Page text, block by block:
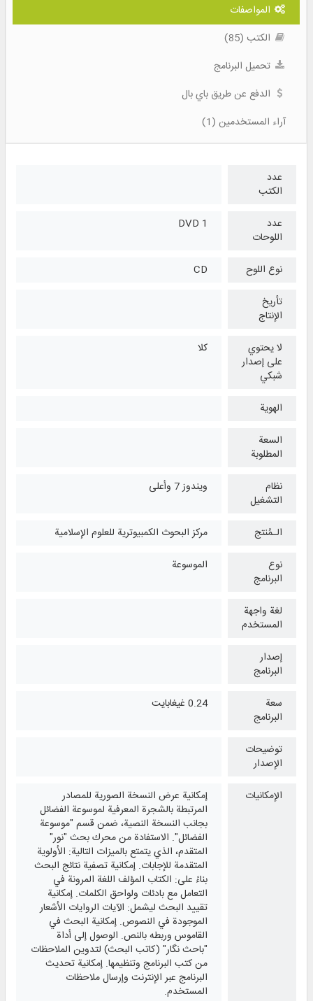
المواصفات
الكتب (85)
تحميل البرنامج
الدفع عن طريق باي بال
آراء المستخدمين (1)
عدد
الكتب
عدد
اللوحات
1 DVD
نوع اللوح
CD
تأريخ
الإنتاج
لا يحتوي
على إصدار
شبكي
كلا
الهوية
السعة
المطلوبة
نظام
التشغیل
ويندوز 7 وأعلی
الـمُنتج
مركز البحوث الكمبيوترية للعلوم الإسلامية
نوع
البرنامج
الموسوعة
لغة واجهة
المستخدم
إصدار
البرنامج
سعة
البرنامج
0.24 غيغابايت
توضيحات
الإصدار
الإمكانيات
إمكانية عرض النسخة الصورية للمصادر
المرتبطة بالشجرة المعرفية لموسوعة الفضائل
بجانب النسخة النصية، ضمن قسم "موسوعة
الفضائل". الاستفادة من محرك بحث "نور"
المتقدم، الذي يتمتع بالميزات التالية: الأولوية
المتقدمة للإجابات. إمكانية تصفية نتائج البحث
بناءً على: الكتاب المؤلف اللغة المرونة في
التعامل مع بادئات ولواحق الكلمات. إمكانية
تقييد البحث ليشمل: الآيات الروايات الأشعار
الموجودة في النصوص. إمكانية البحث في
القاموس وربطه بالنص. الوصول إلى أداة
"باحث نگار" (كاتب البحث) لتدوين الملاحظات
من كتب البرنامج وتنظيمها. إمكانية تحديث
البرنامج عبر الإنترنت وإرسال ملاحظات
المستخدم.